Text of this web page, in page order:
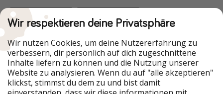
Urlaubspiraten ist Teil der HolidayPirates Group
Unsere Märkte
PiratinViaggio
HolidayPirates
VakantiePiraten
WakacyjniPiraci
Wir respektieren deine Privatsphäre
Wir nutzen Cookies, um deine Nutzererfahrung zu
verbessern, dir persönlich auf dich zugeschnittene
Inhalte liefern zu können und die Nutzung unserer
Website zu analysieren. Wenn du auf "alle akzeptieren"
klickst, stimmst du dem zu und bist damit